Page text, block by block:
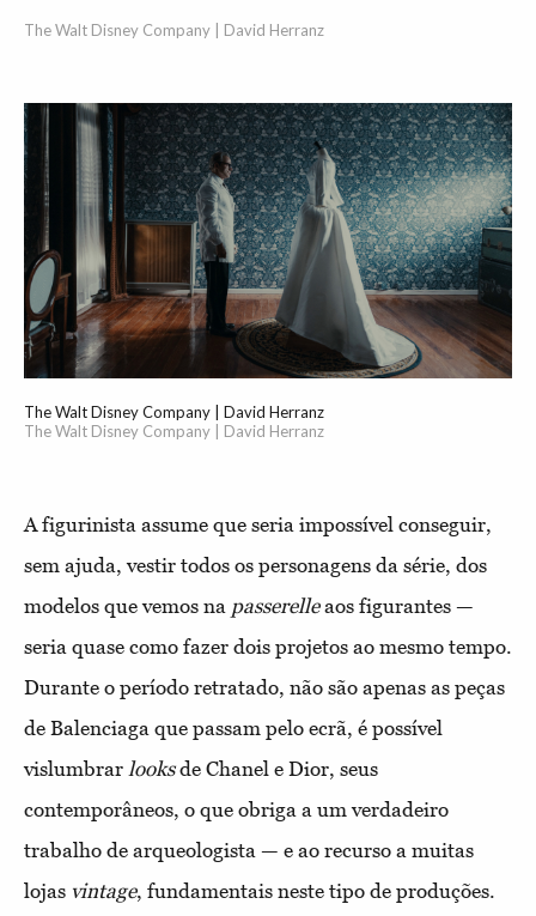
The Walt Disney Company | David Herranz
The Walt Disney Company | David Herranz
The Walt Disney Company | David Herranz
A figurinista assume que seria impossível conseguir,
sem ajuda, vestir todos os personagens da série, dos
modelos que vemos na passerelleaos figurantes —
seria quase como fazer dois projetos ao mesmo tempo.
Durante o período retratado, não são apenas as peças
de Balenciaga que passam pelo ecrã, é possível
vislumbrar looksde Chanel e Dior, seus
contemporâneos, o que obriga a um verdadeiro
trabalho de arqueologista — e ao recurso a muitas
lojas vintage, fundamentais neste tipo de produções.